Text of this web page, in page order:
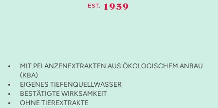
MIT PFLANZENEXTRAKTEN AUS ÖKOLOGISCHEM ANBAU
(KBA)
EIGENES TIEFENQUELLWASSER
BESTÄTIGTE WIRKSAMKEIT
OHNE TIEREXTRAKTE